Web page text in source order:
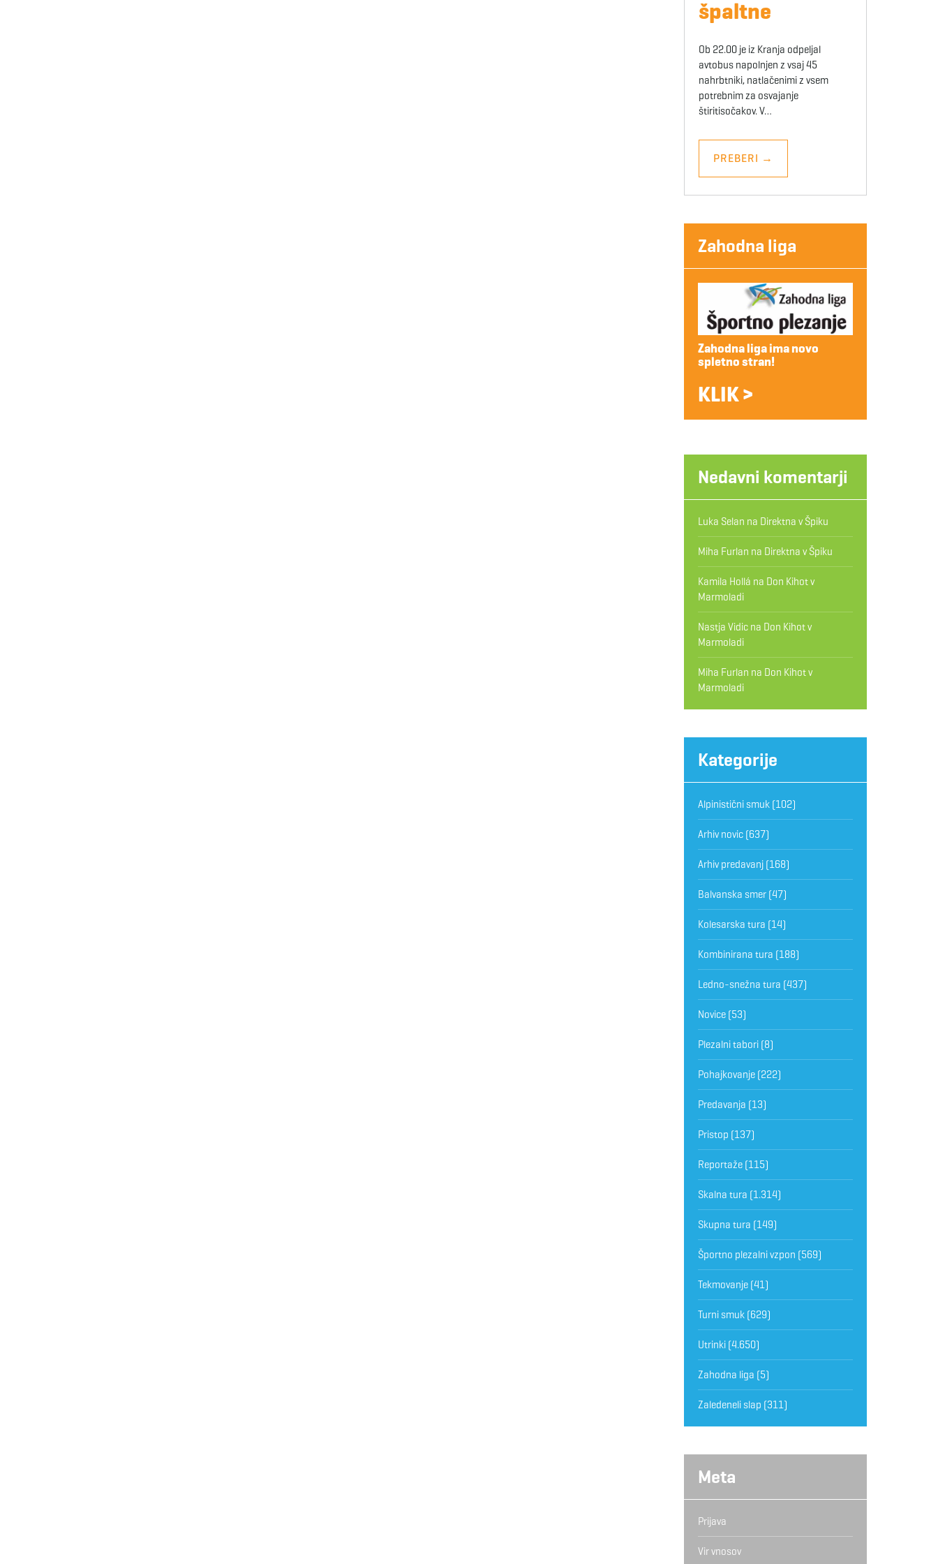
špaltne
Ob 22.00 je iz Kranja odpeljal
avtobus napolnjen z vsaj 45
nahrbtniki, natlačenimi z vsem
potrebnim za osvajanje
štiritisočakov. V…
PREBERI →
Zahodna liga
Zahodna liga ima novo
spletno stran!
KLIK >
Nedavni komentarji
Luka Selan na Direktna v Špiku
Miha Furlan na Direktna v Špiku
Kamila Hollá na Don Kihot v
Marmoladi
Nastja Vidicna Don Kihot v
Marmoladi
Miha Furlan na Don Kihot v
Marmoladi
Kategorije
Alpinistični smuk(102)
Arhiv novic(637)
Arhiv predavanj(168)
Balvanska smer(47)
Kolesarska tura (14)
Kombinirana tura (188)
Ledno-snežna tura (437)
Novice(53)
Plezalni tabori(8)
Pohajkovanje(222)
Predavanja (13)
Pristop (137)
Reportaže(115)
Skalna tura (1.314)
Skupna tura (149)
Športno plezalni vzpon (569)
Tekmovanje(41)
Turni smuk(629)
Utrinki(4.650)
Zahodna liga (5)
Zaledeneli slap (311)
Meta
Prijava
Vir vnosov